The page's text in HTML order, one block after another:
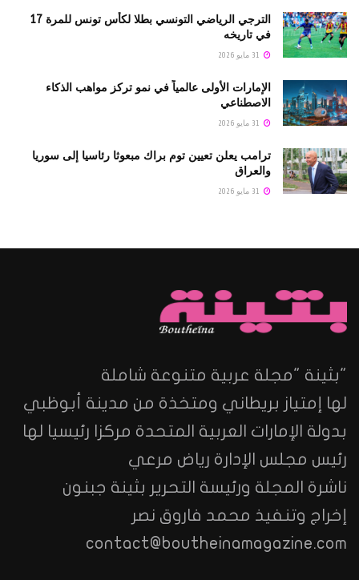
الترجي الرياضي التونسي بطلا لكأس تونس للمرة 17
في تاريخه
الإمارات الأولى عالمياً في نمو تركز مواهب الذكاء
الاصطناعي
ترامب يعلن تعيين توم براك مبعوثا رئاسيا إلى سوريا
والعراق
"بثينة "مجلة عربية متنوعة شاملة
لها إمتياز بريطاني ومتخذة من مدينة أبوظبي
بدولة الإمارات العربية المتحدة مركزا رئيسيا لها
رئيس مجلس الإدارة رياض مرعي
ناشرة المجلة ورئيسة التحرير بثينة جبنون
إخراج وتنفيذ محمد فاروق نصر
contact@boutheinamagazine.com